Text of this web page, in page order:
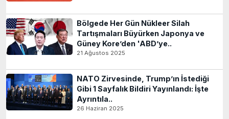
Bölgede Her Gün Nükleer Silah
Tartışmaları Büyürken Japonya ve
Güney Kore’den 'ABD’ye..
21 Ağustos 2025
NATO Zirvesinde, Trump’ın İstediği
Gibi 1 Sayfalık Bildiri Yayınlandı: İşte
Ayrıntıla..
26 Haziran 2025